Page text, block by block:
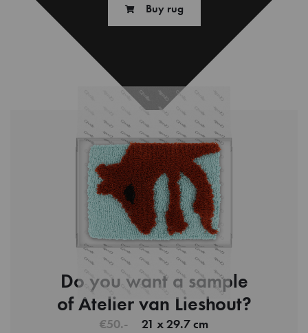
Buy rug
Do you want a sample
of Atelier van Lieshout?
€50.- 21 x 29.7 cm